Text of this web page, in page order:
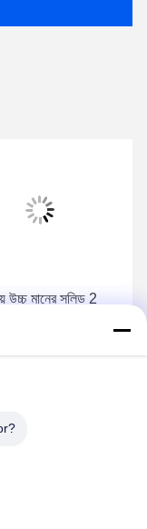
উচ্চ মানের সলিড 2